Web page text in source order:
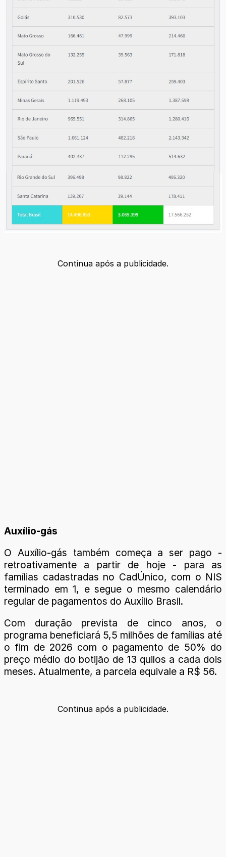
Continua após a publicidade.
Auxílio-gás
O Auxílio-gás também começa a ser pago -
retroativamente a partir de hoje - para as
famílias cadastradas no CadÚnico, com o NIS
terminado em 1, e segue o mesmo calendário
regular de pagamentos do Auxílio Brasil.
Com duração prevista de cinco anos, o
programa beneficiará 5,5 milhões de famílias até
o fim de 2026 com o pagamento de 50% do
preço médio do botijão de 13 quilos a cada dois
meses. Atualmente, a parcela equivale a R$ 56.
Continua após a publicidade.